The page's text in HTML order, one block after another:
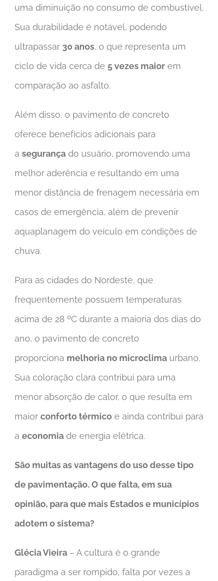
uma diminuição no consumo de combustível.
Sua durabilidade é notável, podendo
ultrapassar 30 anos, o que representa um
ciclo de vida cerca de 5 vezes maior em
comparação ao asfalto.
Além disso, o pavimento de concreto
oferece benefícios adicionais para
a segurança do usuário, promovendo uma
melhor aderência e resultando em uma
menor distância de frenagem necessária em
casos de emergência, além de prevenir
aquaplanagem do veículo em condições de
chuva.
Para as cidades do Nordeste, que
frequentemente possuem temperaturas
acima de 28 ºC durante a maioria dos dias do
ano, o pavimento de concreto
proporciona melhoria no microclima urbano.
Sua coloração clara contribui para uma
menor absorção de calor, o que resulta em
maior conforto térmico e ainda contribui para
a economia de energia elétrica.
São muitas as vantagens do uso desse tipo
de pavimentação. O que falta, em sua
opinião, para que mais Estados e municípios
adotem o sistema?
Glécia Vieira – A cultura é o grande
paradigma a ser rompido, falta por vezes a